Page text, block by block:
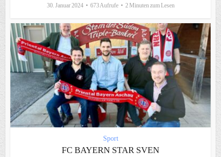
30. Januar 2024 673 Aufrufe 2 Minuten zum Lesen
Sport
FC BAYERN STAR SVEN